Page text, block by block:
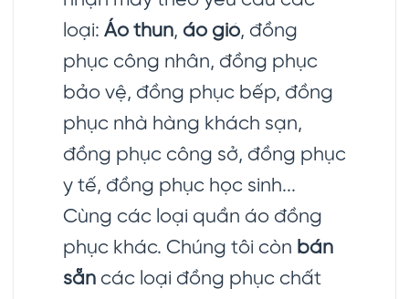
loại: Áo thun, áo gió, đồng
phục công nhân, đồng phục
bảo vệ, đồng phục bếp, đồng
phục nhà hàng khách sạn,
đồng phục công sở, đồng phục
y tế, đồng phục học sinh...
Cùng các loại quần áo đồng
phục khác. Chúng tôi còn bán
sẵn các loại đồng phục chất